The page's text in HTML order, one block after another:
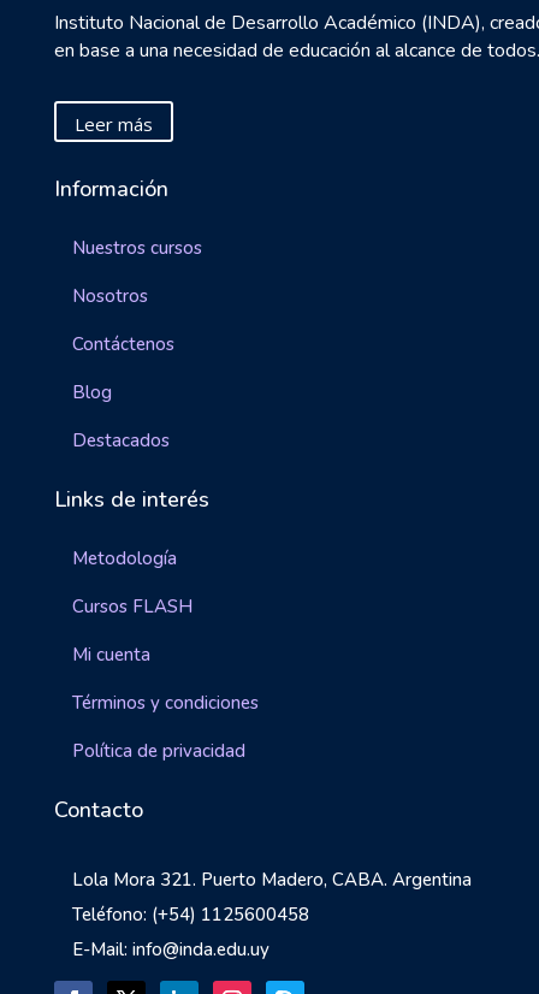
Instituto Nacional de Desarrollo Académico (INDA),
en base a una necesidad de educación al alcance de todos.
Leer más
Información
Nuestros cursos
Nosotros
Contáctenos
Blog
Destacados
Links de interés
Metodología
Cursos FLASH
Mi cuenta
Términos y condiciones
Política de privacidad
Contacto
Lola Mora 321. Puerto Madero, CABA. Argentina
Teléfono: (+54) 1125600458
E-Mail: info@inda.edu.uy